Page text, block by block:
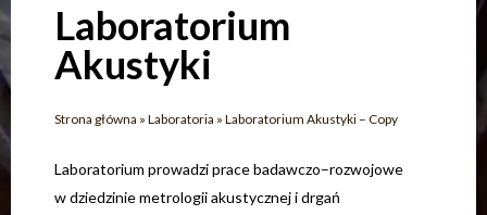
Laboratorium
Akustyki
Strona główna » Laboratoria » Laboratorium Akustyki – Copy
Laboratorium prowadzi prace badawczo–rozwojowe
w dziedzinie metrologii akustycznej i drgań